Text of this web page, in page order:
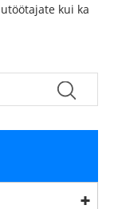
kui ka